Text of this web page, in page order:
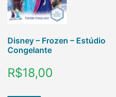
Disney – Frozen – Estúdio
Congelante
R$18,00